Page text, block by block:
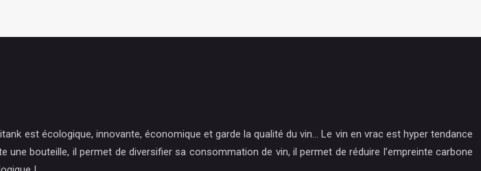
est écologique, innovante, économique et garde la qualité du vin… Le vin en vrac est hyper tendance
bouteille, il permet de diversifier sa consommation de vin, il permet de réduire l’empreinte carbone